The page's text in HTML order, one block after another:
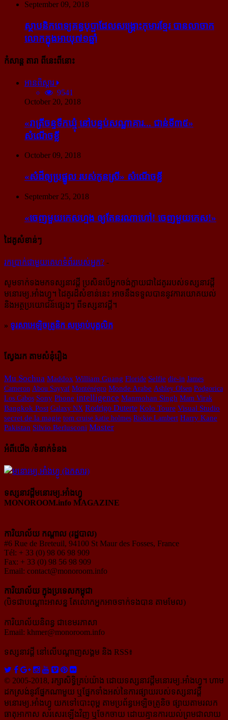
September 09, 2018
ស្ថាបនិក​ពេទ្យ​គន្ធបុប្ផា​ដែល​សង្គ្រោះ​កុមារ​ខ្មែរ​ បាន​លាចាក​
លោក​ក្នុង​អាយុ​៧១ឆ្នាំ
កំសាន្ដ តារា ពីនេះពីនោះ
អានពិស្ដារ
9541
October 20, 2018
«រាត្រីចន្ទទឹកឃ្មុំ នៅបន្ទប់សណ្ឋាគារ... ជាន់ទី៣៥»
សំណើចខ្លី
October 09, 2018
«សំដី​ឲ្យ​ប្រផ្នូល របស់​កូនស្រី» សំណើចខ្លី
September 25, 2018
«ចេញ​មួយ​កេស​ហ្មង ឲ្យ​តែ​នរណា​ហៅ! ចេញ​មួយ​កេស!»
ដៃគូសំខាន់ៗ
រក​​ប្រាក់​​ជា​​មួយ​​គេហទំព័រ​​របស់​​អ្នក? -
សូម​ទាក់ទង​មក​ទស្សនាវដ្ដី ប្រសិន​បើ​អ្នក​ចង់​ក្លាយ​ជា​ដៃគូរ​របស់​ទស្សនាវដ្ដី​
មនោរម្យ.អាំងហ្វូ។ ដៃ​គូរ​ដ៏​សំខាន់​នេះ អាច​នឹង​ទទួល​បាន​នូវ​ការ​យោគយល់
និង​អត្ថ​ប្រយោជន៍​ផ្សេងៗ ពីទស្សនាវដ្ដី។
» ទូរសាអេឡិចត្រូនិក សម្រាប់បុគ្គលិក
ស្វែងរក តាមសំនុំរឿង
Mu Sochua Maddox William Guang Floride Selfie die-in James
Cameron Abou Sayyaf Monténégro Monde Arabe Ashley Olsen Podgorica
Los Cabos Sony Phone intelligence Manmohan Singh Mam Virak
Bangkok Post Galaxy NX Rodrigo Duterte Kolo Toure Visual Studio
secret de la magie tom cruise katie holmes Rickie Lambert Harry Kane
Pakistan Silvio Berlusconi Master
អំពីយើង /ទំនាក់ទំនង
ទស្សនាវដ្ដីមនោរម្យ.អាំងហ្វូ
MONOROOM.info MAGAZINE
ការិយាល័យ កណ្ដាល (រដ្ឋបាល)
#6 Rue de Breteuil, 94100 St Maur des Fosses, France
Tél: + 33 (0) 98 06 98 909
Fax: + 33 (0) 98 56 98 909
Email: contact@monoroom.info
ការិយាល័យ ក្នុង​ប្រទេស​កម្ពុជា
(បិទជាបណ្ដោះអាសន្ន តែលោកអ្នកអាចទាក់ទងបាន តាមមែល)
ការិយាល័យនិពន្ធ ជាខេមរភាសា
Email: khmer@monoroom.info
ទស្សនាវដ្ដី​ នៅលើបណ្ដាញសង្គម និង RSS៖
© 2005-2018, រក្សាសិទ្ធិគ្រប់យ៉ាង ដោយទស្សនាវដ្ដី​មនោរម្យ.អាំងហ្វូ។ ហាម​
ដក​ស្រង់​នូវ​ផ្នែក​ណា​មួយ​ ឬ​ផ្នែក​ទាំង​អស់​នៃ​ការ​ផ្សាយ​របស់​ទស្សនាវដ្ដី​​
មនោរម្យ.អាំងហ្វូ យក​ទៅ​​បោះពុម្ព តាម​ប្រព័ន្ធ​អេឡិច​ត្រូនិច ផ្សាយ​តាម​រលក​
ធាតុអាកាស សរសេរ​ឡើង​វិញ ឬ​ចែក​ចាយ​ ដោយ​គ្មាន​ការ​យល់ព្រមជា​លាយ​